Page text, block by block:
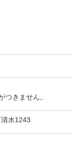
きません。
水1243